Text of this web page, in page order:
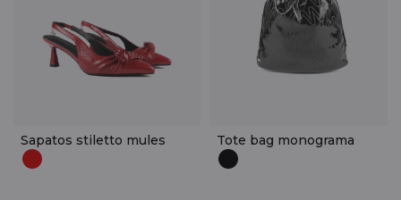
Sapatos stiletto mules Tote bag monograma